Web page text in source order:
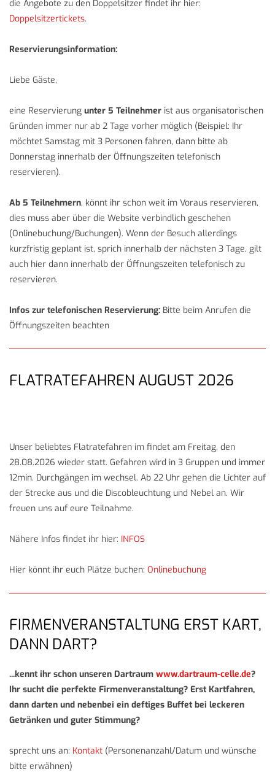
die Angebote zu den Doppelsitzer findet ihr hier:
Doppelsitzertickets.
Reservierungsinformation:
Liebe Gäste,
eine Reservierung unter 5 Teilnehmer ist aus organisatorischen
Gründen immer nur ab 2 Tage vorher möglich (Beispiel: Ihr
möchtet Samstag mit 3 Personen fahren, dann bitte ab
Donnerstag innerhalb der Öffnungszeiten telefonisch
reservieren).
Ab 5 Teilnehmern, könnt ihr schon weit im Voraus reservieren,
dies muss aber über die Website verbindlich geschehen
(Onlinebuchung/Buchungen). Wenn der Besuch allerdings
kurzfristig geplant ist, sprich innerhalb der nächsten 3 Tage, gilt
auch hier dann innerhalb der Öffnungszeiten telefonisch zu
reservieren.
Infos zur telefonischen Reservierung: Bitte beim Anrufen die
Öffnungszeiten beachten
FLATRATEFAHREN AUGUST 2026
Unser beliebtes Flatratefahren im findet am Freitag, den
28.08.2026 wieder statt. Gefahren wird in 3 Gruppen und immer
12min. Durchgängen im wechsel. Ab 22 Uhr gehen die Lichter auf
der Strecke aus und die Discobleuchtung und Nebel an. Wir
freuen uns auf eure Teilnahme.
Nähere Infos findet ihr hier: INFOS
Hier könnt ihr euch Plätze buchen: Onlinebuchung
FIRMENVERANSTALTUNG ERST KART,
DANN DART?
...kennt ihr schon unseren Dartraum www.dartraum-celle.de?
Ihr sucht die perfekte Firmenveranstaltung? Erst Kartfahren,
dann darten und nebenbei ein deftiges Buffet bei leckeren
Getränken und guter Stimmung?
sprecht uns an: Kontakt (Personenanzahl/Datum und wünsche
bitte erwähnen)